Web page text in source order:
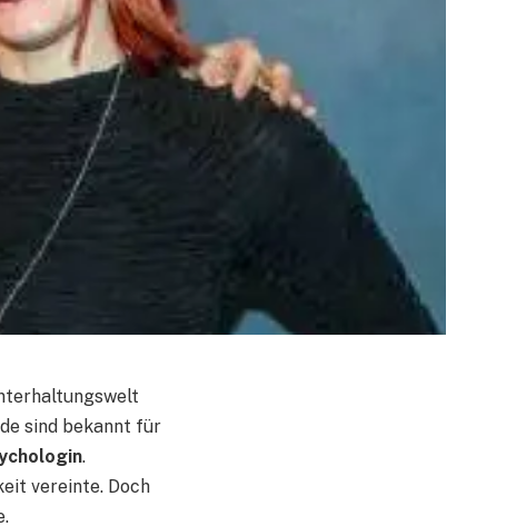
sind bekannt für
.
vereinte. Doch